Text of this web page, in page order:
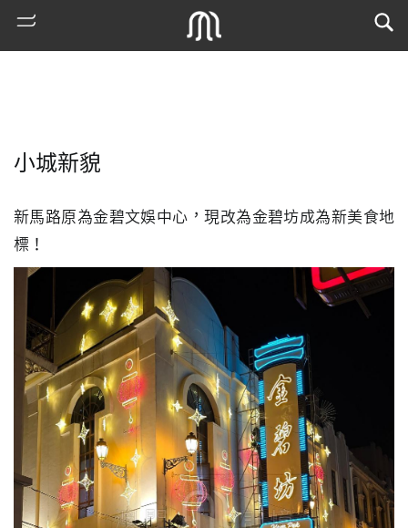
小城新貌
新馬路原為金碧文娛中心，現改為金碧坊成為新美食地
標！